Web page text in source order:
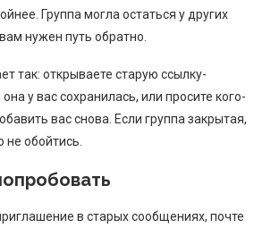
Группа могла остаться у других
нужен путь обратно.
так: открываете старую ссылку-
у вас сохранилась, или просите кого-
вас снова. Если группа закрытая,
обойтись.
в старых сообщениях, почте